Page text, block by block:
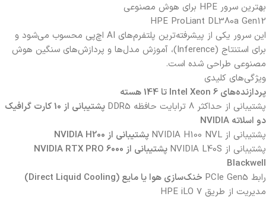
بهترین سرور HPE برای هوش مصنوعی
HPE ProLiant DL380a Gen12
این سرور یکی از پیشرفته‌ترین پلتفرم‌های AI اچ‌پی محسوب می‌شود و
برای استنتاج (Inference)، آموزش مدل‌ها و پردازش‌های سنگین هوش
مصنوعی طراحی شده است.
ویژگی‌های کلیدی
پردازنده‌های Intel Xeon 6 تا 144 هسته
پشتیبانی از حداکثر 8 ترابایت حافظه DDR5
پشتیبانی از 10 کارت گرافیک
دو اسلاته NVIDIA
پشتیبانی از NVIDIA H100 NVL
پشتیبانی از NVIDIA H200
پشتیبانی از NVIDIA L40S
پشتیبانی از NVIDIA RTX PRO 6000
Blackwell
رابط PCIe Gen5
خنک‌سازی هوا یا مایع (Direct Liquid Cooling)
مدیریت از طریق HPE iLO 7